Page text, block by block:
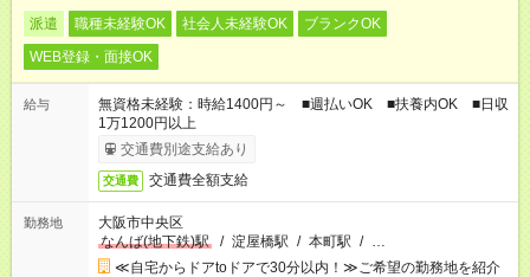
派遣 職種未経験OK 社会人未経験OK
ブランクOK
WEB登録・面接OK
給与
無資格未経験：時給1400円～ ■週払いOK ■扶養内OK ■日収
1万1200円以上
交通費別途支給あり
交通費 交通費全額支給
勤務地
大阪市中央区
なんば(地下鉄)駅
/ 淀屋橋駅 / 本町駅 / …
≪自宅からドアtoドアで30分以内！≫ご希望の勤務地を紹介